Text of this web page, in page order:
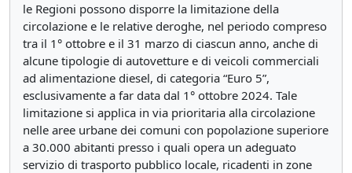
le Regioni possono disporre la limitazione della
circolazione e le relative deroghe, nel periodo compreso
tra il 1° ottobre e il 31 marzo di ciascun anno, anche di
alcune tipologie di autovetture e di veicoli commerciali
ad alimentazione diesel, di categoria “Euro 5”,
esclusivamente a far data dal 1° ottobre 2024. Tale
limitazione si applica in via prioritaria alla circolazione
nelle aree urbane dei comuni con popolazione superiore
a 30.000 abitanti presso i quali opera un adeguato
servizio di trasporto pubblico locale, ricadenti in zone